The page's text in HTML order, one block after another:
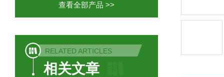
查看全部产品 >>
RELATED ARTICLES
相关文章